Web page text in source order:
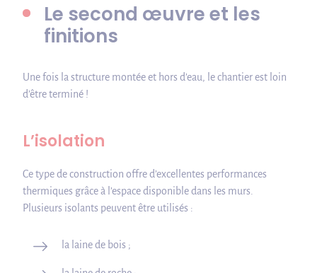
Le second œuvre et les
finitions
Une fois la structure montée et hors d’eau, le chantier est loin
d’être terminé !
L’isolation
Ce type de construction offre d’excellentes performances
thermiques grâce à l’espace disponible dans les murs.
Plusieurs isolants peuvent être utilisés :
la laine de bois ;